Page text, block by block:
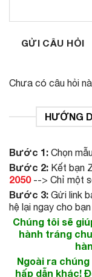
GỬI CÂU HỎI
Chưa có câu hỏi
HƯỚNG
Bước 1: Chọn
Bước 2: Kết bạn
2050--> Chỉ một
Bước 3: Gửi link
hệ lại ngay cho
Chúng tôi sẽ
hành tráng
Ngoài ra
hấp dẫn khác!